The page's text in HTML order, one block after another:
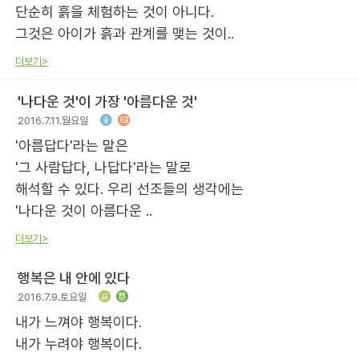
단순히 흙을 체험하는 것이 아니다.
그것은 아이가 흙과 관계를 맺는 것이..
더보기>
'나다운 것'이 가장 '아름다운 것'
2016.7.11.월요일
'아름답다'라는 말은
'그 사람답다, 나답다'라는 말로
해석할 수 있다. 우리 선조들의 생각에는
'나다운 것이 아름다운 ..
더보기>
행복은 내 안에 있다
2016.7.9.토요일
내가 느껴야 행복이다.
내가 누려야 행복이다.